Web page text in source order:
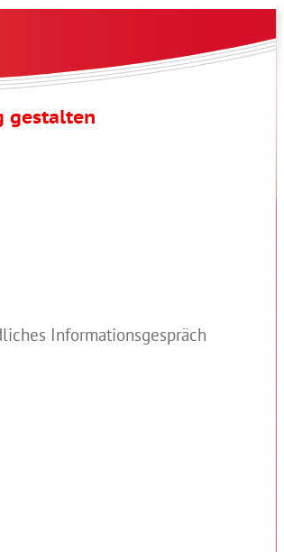
gestalten
Informationsgespräch